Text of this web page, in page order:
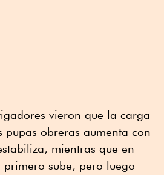
vieron que la carga
pupas obreras aumenta con
mientras que en
sube, pero luego